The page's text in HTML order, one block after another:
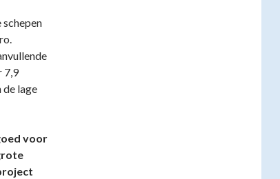
schepen
7,9
de lage
voor